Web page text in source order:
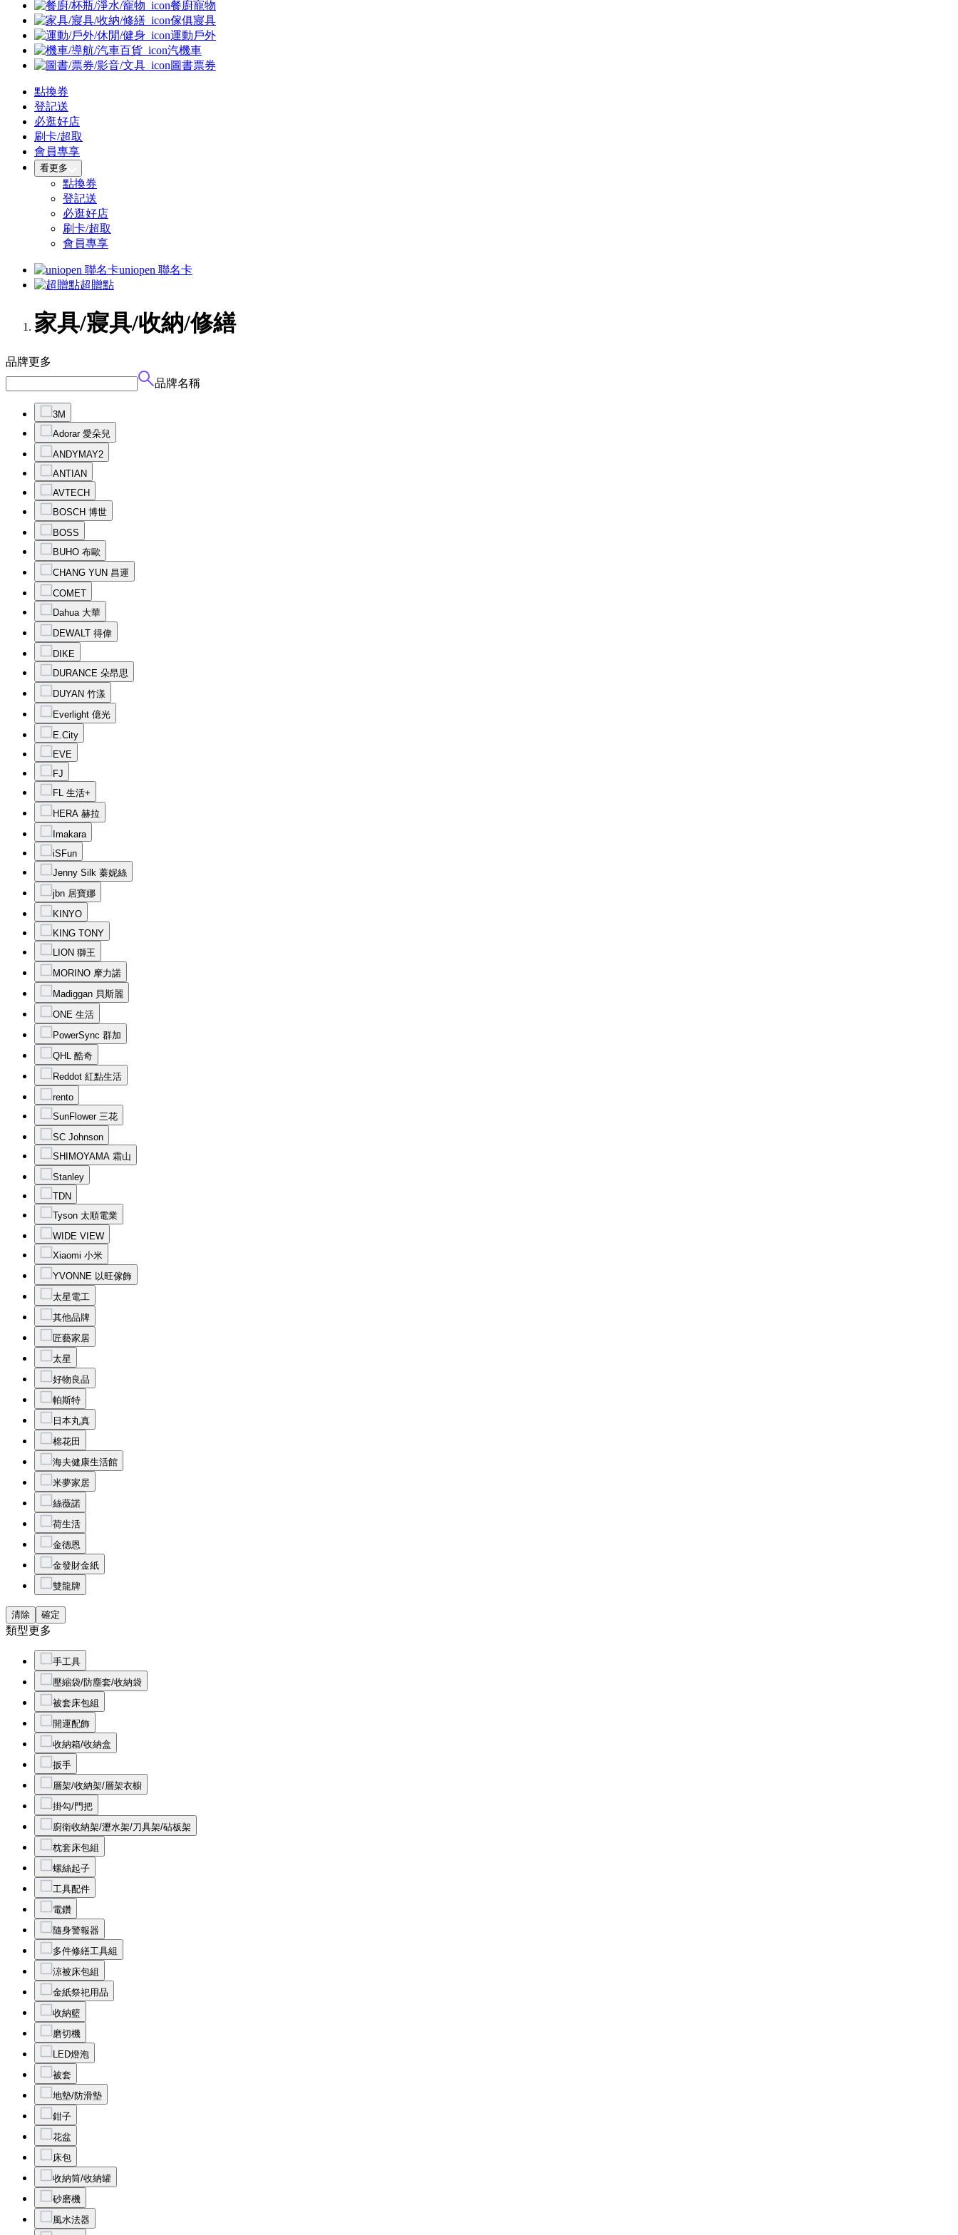
餐廚寵物
傢俱寢具
運動戶外
汽機車
圖書票券
點換券
登記送
必逛好店
刷卡/超取
會員專享
看更多
點換券
登記送
必逛好店
刷卡/超取
會員專享
uniopen 聯名卡
超贈點
家具/寢具/收納/修繕
品牌更多
品牌名稱
3M
Adorar 愛朵兒
ANDYMAY2
ANTIAN
AVTECH
BOSCH 博世
BOSS
BUHO 布歐
CHANG YUN 昌運
COMET
Dahua 大華
DEWALT 得偉
DIKE
DURANCE 朵昂思
DUYAN 竹漾
Everlight 億光
E.City
EVE
FJ
FL 生活+
HERA 赫拉
Imakara
iSFun
Jenny Silk 蓁妮絲
jbn 居寶娜
KINYO
KING TONY
LION 獅王
MORINO 摩力諾
Madiggan 貝斯麗
ONE 生活
PowerSync 群加
QHL 酷奇
Reddot 紅點生活
rento
SunFlower 三花
SC Johnson
SHIMOYAMA 霜山
Stanley
TDN
Tyson 太順電業
WIDE VIEW
Xiaomi 小米
YVONNE 以旺傢飾
太星電工
其他品牌
匠藝家居
太星
好物良品
帕斯特
日本丸真
棉花田
海夫健康生活館
米夢家居
絲薇諾
荷生活
金德恩
金發財金紙
雙龍牌
清除 確定
類型更多
手工具
壓縮袋/防塵套/收納袋
被套床包組
開運配飾
收納箱/收納盒
扳手
層架/收納架/層架衣櫥
掛勾/門把
廚衛收納架/瀝水架/刀具架/砧板架
枕套床包組
螺絲起子
工具配件
電鑽
隨身警報器
多件修繕工具組
涼被床包組
金紙祭祀用品
收納籃
磨切機
LED燈泡
被套
地墊/防滑墊
鉗子
花盆
床包
收納筒/收納罐
砂磨機
風水法器